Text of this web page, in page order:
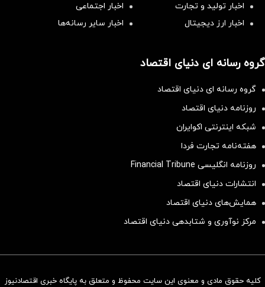
اخبار تولید و تجارت
اخبار اجتماعی
اخبار ارز دیجیتال
اخبار سایر رسانه‌‌ها
گروه رسانه ای دنیای اقتصاد
گروه رسانه ای دنیای اقتصاد
روزنامه دنیای اقتصاد
شبکه اینترنتی اکوایران
هفته‌نامه تجارت فردا
روزنامه انگلیسی Financial Tribune
انتشارات دنیای اقتصاد
همایش‌های دنیای اقتصاد
مرکز نوآوری و شتابدهی دنیای اقتصاد
کلیه حقوق مادی و معنوی این سایت محفوظ و متعلق به پایگاه خبری اقتصادنیوز